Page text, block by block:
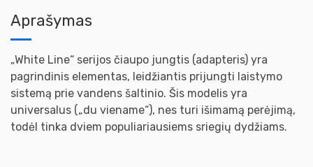
Aprašymas
„White Line“ serijos čiaupo jungtis (adapteris) yra
pagrindinis elementas, leidžiantis prijungti laistymo
sistemą prie vandens šaltinio. Šis modelis yra
universalus („du viename“), nes turi išimamą perėjimą,
todėl tinka dviem populiariausiems sriegių dydžiams.